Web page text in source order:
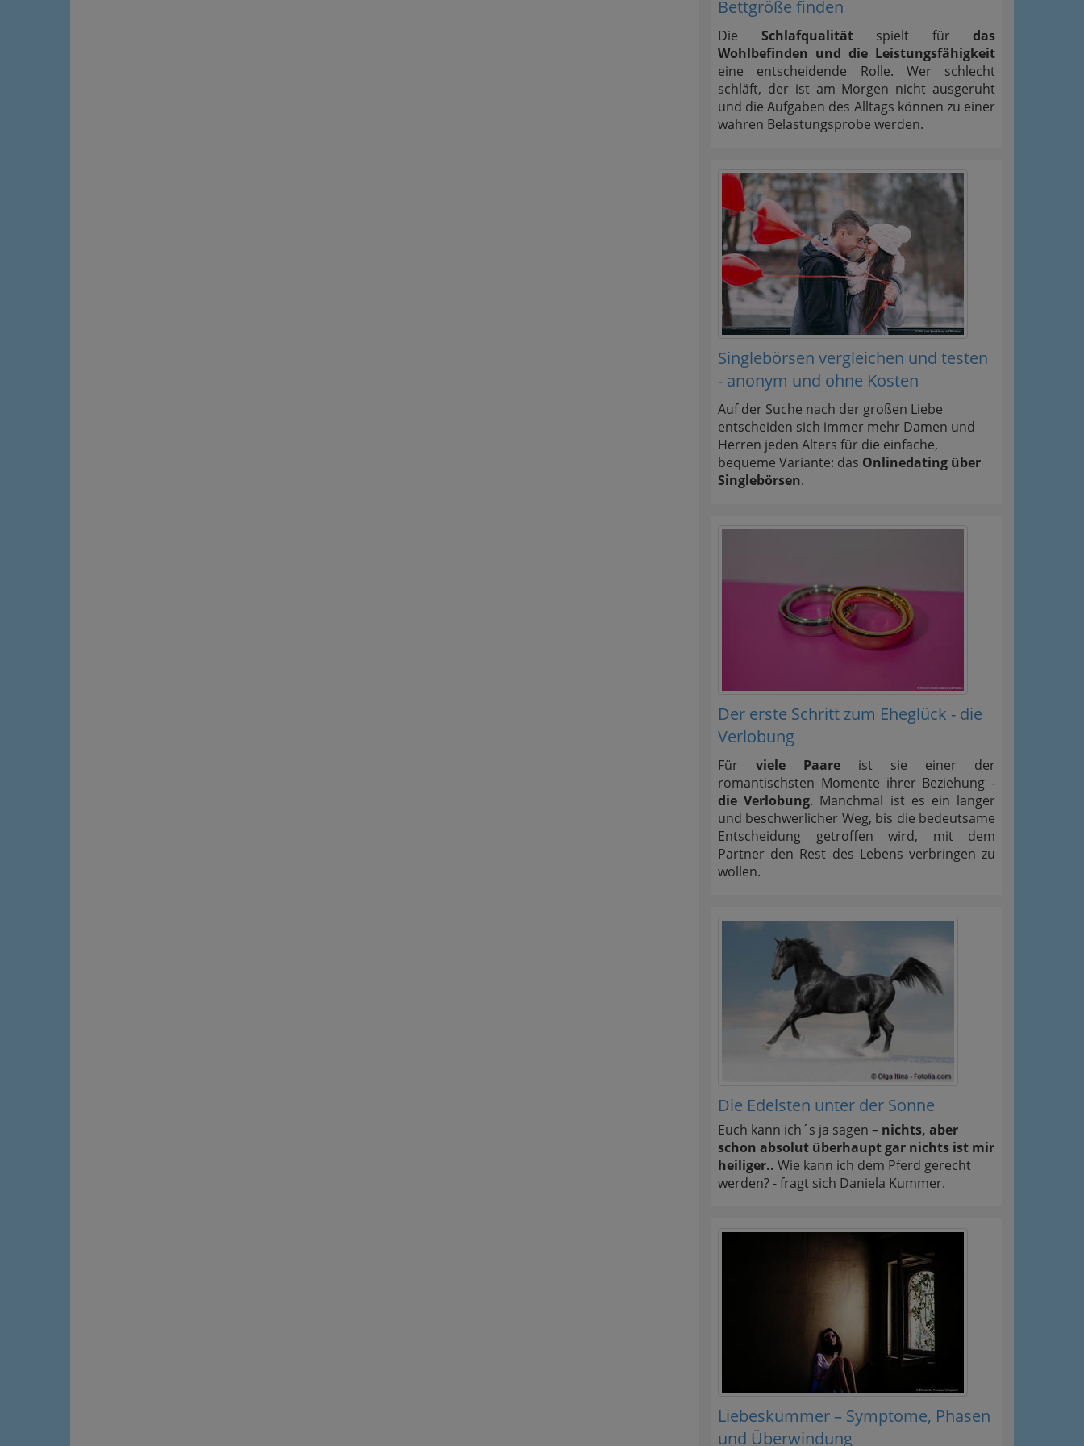
Bettgröße finden
Die Schlafqualitätspielt für das
Wohlbefinden und die Leistungsfähigkeit
eine entscheidende Rolle. Wer schlecht
schläft, der ist am Morgen nicht ausgeruht
und die Aufgaben des Alltags können zu einer
wahren Belastungsprobe werden.
Singlebörsen vergleichen und testen
- anonym und ohne Kosten
Auf der Suche nach der großen Liebe
entscheiden sich immer mehr Damen und
Herren jeden Alters für die einfache,
bequeme Variante: das Onlinedating über
Singlebörsen.
Der erste Schritt zum Eheglück - die
Verlobung
Für viele Paare ist sie einer der
romantischsten Momente ihrer Beziehung -
die Verlobung. Manchmal ist es ein langer
und beschwerlicher Weg, bis die bedeutsame
Entscheidung getroffen wird, mit dem
Partner den Rest des Lebens verbringen zu
wollen.
Die Edelsten unter der Sonne
Euch kann ich´s ja sagen – nichts, aber
schon absolut überhaupt gar nichts ist mir
heiliger.. Wie kann ich dem Pferd gerecht
werden? - fragt sich Daniela Kummer.
Liebeskummer – Symptome, Phasen
und Überwindung